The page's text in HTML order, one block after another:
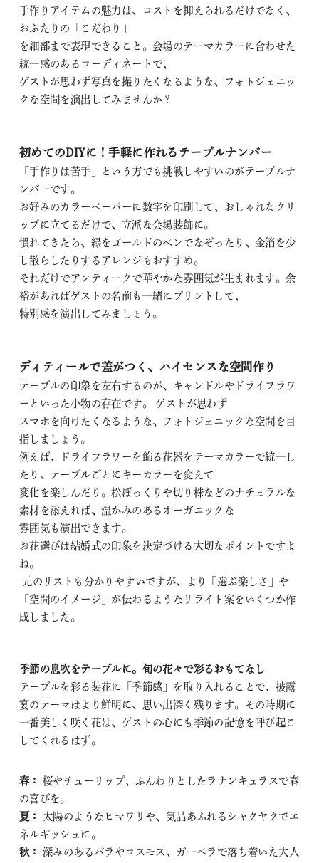
手作りアイテムの魅力は、コストを抑えられるだけでなく、
おふたりの「こだわり」
を細部まで表現できること。会場のテーマカラーに合わせた
統一感のあるコーディネートで、
ゲストが思わず写真を撮りたくなるような、フォトジェニッ
クな空間を演出してみませんか？
初めてのDIYに！手軽に作れるテーブルナンバー
「手作りは苦手」という方でも挑戦しやすいのがテーブルナ
ンバーです。
お好みのカラーペーパーに数字を印刷して、おしゃれなクリ
ップに立てるだけで、立派な会場装飾に。
慣れてきたら、緑をゴールドのペンでなぞったり、金箔を少
し散らしたりするアレンジもおすすめ。
それだけでアンティークで華やかな雰囲気が生まれます。余
裕があればゲストの名前も一緒にプリントして、
特別感を演出してみましょう。
ディティールで差がつく、ハイセンスな空間作り
テーブルの印象を左右するのが、キャンドルやドライフラワ
ーといった小物の存在です。 ゲストが思わず
スマホを向けたくなるような、フォトジェニックな空間を目
指しましょう。
例えば、ドライフラワーを飾る花器をテーマカラーで統一し
たり、テーブルごとにキーカラーを変えて
変化を楽しんだり。松ぼっくりや切り株などのナチュラルな
素材を添えれば、温かみのあるオーガニックな
雰囲気も演出できます。
お花選びは結婚式の印象を決定づける大切なポイントですよ
ね。
元のリストも分かりやすいですが、より「選ぶ楽しさ」や
「空間のイメージ」が伝わるようなリライト案をいくつか作
成しました。
季節の息吹をテーブルに。旬の花々で彩るおもてなし
テーブルを彩る装花に「季節感」を取り入れることで、披露
宴のテーマはより鮮明に、思い出深く残ります。その時期に
一番美しく咲く花は、ゲストの心にも季節の記憶を呼び起こ
してくれるはず。
春：
桜やチューリップ、ふんわりとしたラナンキュラスで春
の喜びを。
夏：
太陽のようなヒマワリや、気品あふれるシャクヤクでエ
ネルギッシュに。
秋：
深みのあるバラやコスモス、ガーベラで落ち着いた大人